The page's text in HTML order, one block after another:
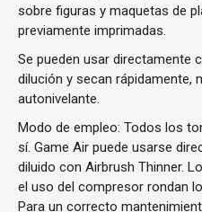
sobre figuras y maquetas de
previamente imprimadas.
Se pueden usar directamente
dilución y secan rápidamente,
autonivelante.
Modo de empleo: Todos los
sí. Game Air puede usarse
diluido con Airbrush Thinner.
el uso del compresor rondan
Para un correcto